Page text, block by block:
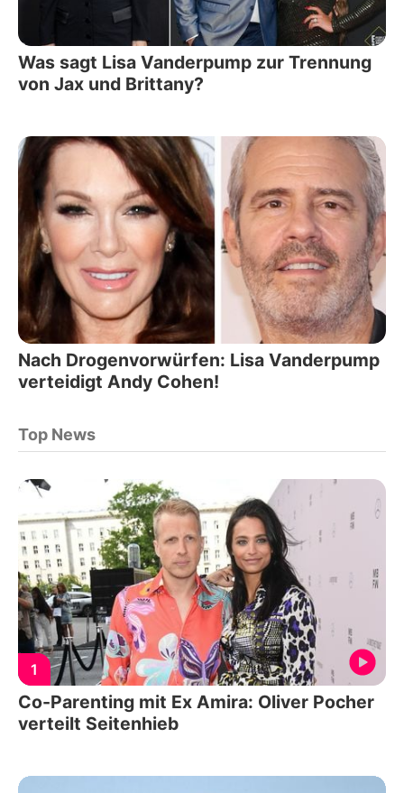
Was sagt Lisa Vanderpump zur Trennung
von Jax und Brittany?
Nach Drogenvorwürfen: Lisa Vanderpump
verteidigt Andy Cohen!
Top News
1
Co-Parenting mit Ex Amira: Oliver Pocher
verteilt Seitenhieb